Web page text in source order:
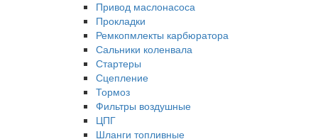
Привод маслонасоса
Прокладки
Ремкопмлекты карбюратора
Сальники коленвала
Стартеры
Сцепление
Тормоз
Фильтры воздушные
ЦПГ
Шланги топливные